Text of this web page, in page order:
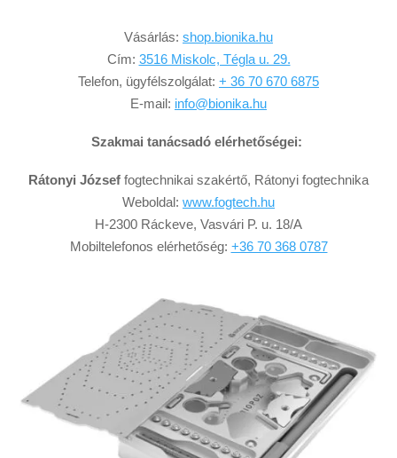
Vásárlás: shop.bionika.hu
Cím: 3516 Miskolc, Tégla u. 29.
Telefon, ügyfélszolgálat: + 36 70 670 6875
E-mail: info@bionika.hu
Szakmai tanácsadó elérhetőségei:
Rátonyi József fogtechnikai szakértő, Rátonyi fogtechnika
Weboldal: www.fogtech.hu
H-2300 Ráckeve, Vasvári P. u. 18/A
Mobiltelefonos elérhetőség: +36 70 368 0787